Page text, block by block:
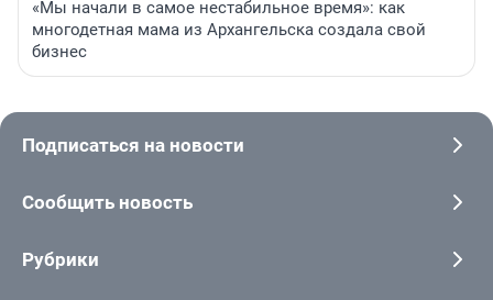
«Мы начали в самое нестабильное время»: как
многодетная мама из Архангельска создала свой
бизнес
Подписаться на новости
Сообщить новость
Рубрики